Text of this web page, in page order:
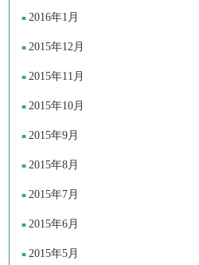
2016年1月
2015年12月
2015年11月
2015年10月
2015年9月
2015年8月
2015年7月
2015年6月
2015年5月